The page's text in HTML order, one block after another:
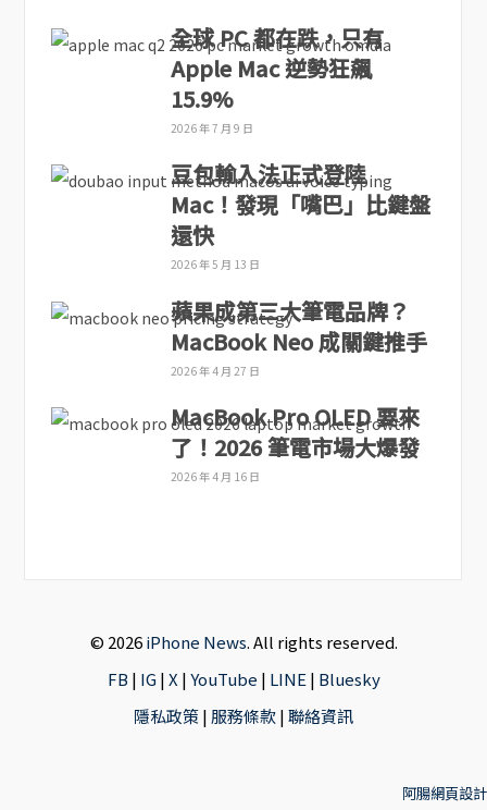
全球 PC 都在跌，只有
Apple Mac 逆勢狂飆
15.9%
2026 年 7 月 9 日
豆包輸入法正式登陸
Mac！發現「嘴巴」比鍵盤
還快
2026 年 5 月 13 日
蘋果成第三大筆電品牌？
MacBook Neo 成關鍵推手
2026 年 4 月 27 日
MacBook Pro OLED 要來
了！2026 筆電市場大爆發
2026 年 4 月 16 日
© 2026iPhone News. All rights reserved.
FB | IG|X |YouTube | LINE | Bluesky
隱私政策| 服務條款|聯絡資訊
阿腸網頁設計